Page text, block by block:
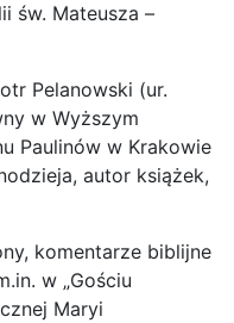
św. Mateusza –
Pelanowski (ur.
w Wyższym
Paulinów w Krakowie
autor książek,
komentarze biblijne
w „Gościu
Maryi